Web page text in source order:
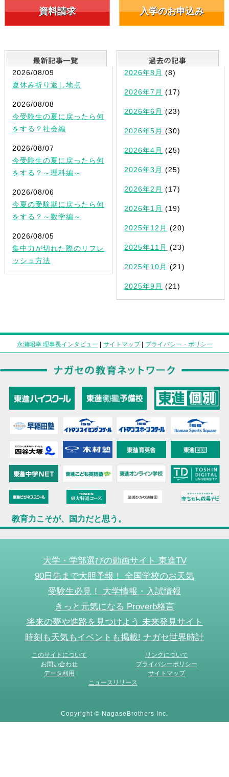
資料請求 入学のお申込み
最新記事一覧
2026/08/09
夏休み折り返し地点
2026/08/08
今受験生の夏に戻ったら何
をする？社会編
2026/08/07
今受験生の夏に戻ったら何
をする？～理科編～
2026/08/06
今夏の受験期に戻ったら何
をする？～数学編～
2026/08/05
集中力が切れた際のリフレ
ッシュ方法
2026年8月 (8)
2026年7月 (17)
2026年6月 (23)
2026年5月 (30)
2026年4月 (25)
2026年3月 (25)
2026年2月 (17)
2026年1月 (19)
2025年12月 (20)
2025年11月 (23)
2025年10月 (21)
2025年9月 (21)
永瀬昭幸 理事長インタビュー | サイトマップ| プライバシー・ポリシー
教育力こそが、国力だと思う。
大学・学部選びの動画サイト 東進TV
90日先まで大胆予報！ 全国学校のお天気
受験生必見！ 大学情報・入試情報
きっと元気になる Proverb格言
将来の夢や進路を見つけよう 未来発見サイト
時刻も天気もイベントも掲載! ナガセ世界時計
このサイトについて
リンクについて
お問い合わせ
プライバシーポリシー
データ利用
サイトマップ
ニュースリリース
Copyright © NagaseBrothers Inc.